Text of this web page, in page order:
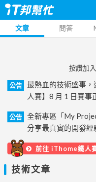
文章 問答
按讚加
公告
最熱血的技術盛事
人賽】8 月 1 日賽事
公告
全新專區「My
分享最真實的開發經
前往 iThome鐵人
技術文章